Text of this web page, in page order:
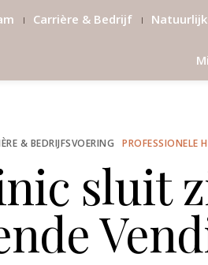
Carrière & Bedrijf
& BEDRIJFSVOERING PROFESSIONELE
sluit